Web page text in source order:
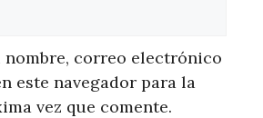
nombre, correo electrónico
este navegador para la
vez que comente.